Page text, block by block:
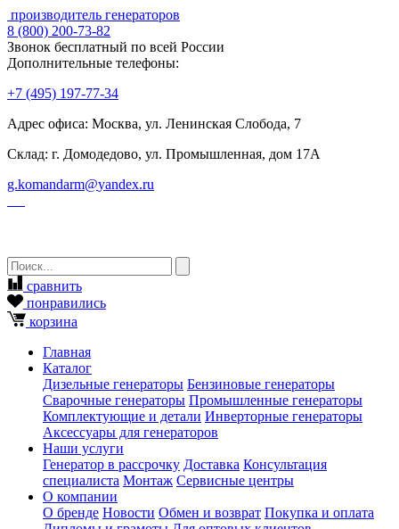
производитель генераторов
8 (800) 200-73-82
Звонок бесплатный по всей России
Дополнительные телефоны:
+7 (495) 197-77-34
Адрес офиса: Москва, ул. Ленинская Слобода, 7
Склад: г. Домодедово, ул. Промышленная, дом 17А
g.komandarm@yandex.ru
сравнить
понравились
корзина
Главная
Каталог
Дизельные генераторы Бензиновые генераторы
Сварочные генераторы Промышленные генераторы
Комплектующие и детали Инверторные генераторы
Аксессуары для генераторов
Наши услуги
Генератор в рассрочку Доставка Консультация
специалиста Монтаж Сервисные центры
О компании
О бренде Новости Обмен и возврат Покупка и оплата